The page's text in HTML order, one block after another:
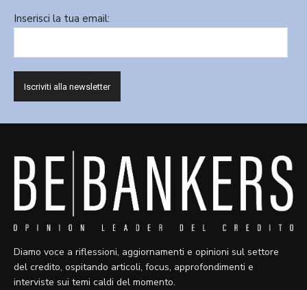
Inserisci la tua email:
Diamo voce a riflessioni, aggiornamenti e opinioni sul settore
del credito, ospitando articoli, focus, approfondimenti e
interviste sui temi caldi del momento.